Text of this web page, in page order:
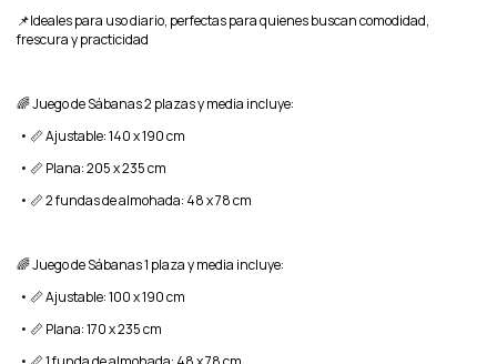
📌Ideales para uso diario, perfectas para quienes buscan comodidad,
frescura y practicidad
🌈 Juego de Sábanas 2 plazas y media incluye:
• 📏 Ajustable: 140 x 190 cm
• 📏 Plana: 205 x 235 cm
• 📏 2 fundas de almohada: 48 x 78 cm
🌈 Juego de Sábanas 1 plaza y media incluye:
• 📏 Ajustable: 100 x 190 cm
• 📏 Plana: 170 x 235 cm